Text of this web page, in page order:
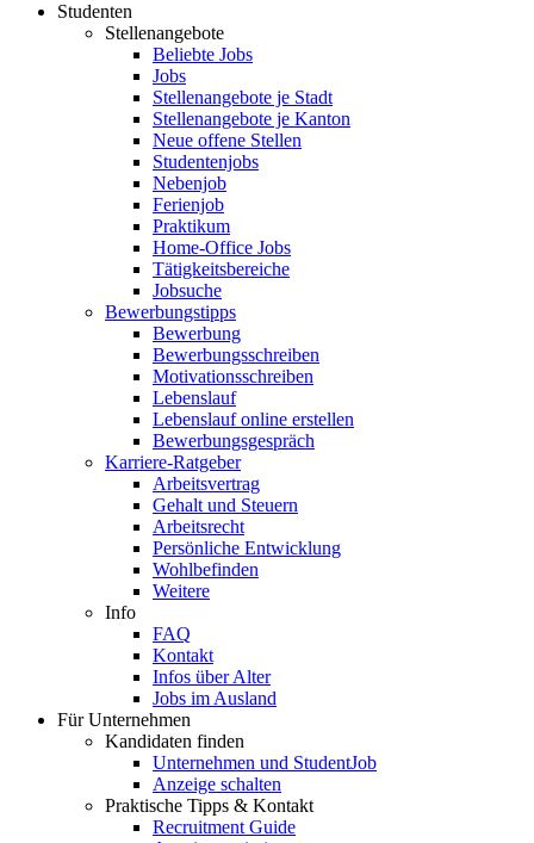
Studenten
Stellenangebote
Beliebte Jobs
Jobs
Stellenangebote je Stadt
Stellenangebote je Kanton
Neue offene Stellen
Studentenjobs
Nebenjob
Ferienjob
Praktikum
Home-Office Jobs
Tätigkeitsbereiche
Jobsuche
Bewerbungstipps
Bewerbung
Bewerbungsschreiben
Motivationsschreiben
Lebenslauf
Lebenslauf online erstellen
Bewerbungsgespräch
Karriere-Ratgeber
Arbeitsvertrag
Gehalt und Steuern
Arbeitsrecht
Persönliche Entwicklung
Wohlbefinden
Weitere
Info
FAQ
Kontakt
Infos über Alter
Jobs im Ausland
Für Unternehmen
Kandidaten finden
Unternehmen und StudentJob
Anzeige schalten
Praktische Tipps & Kontakt
Recruitment Guide